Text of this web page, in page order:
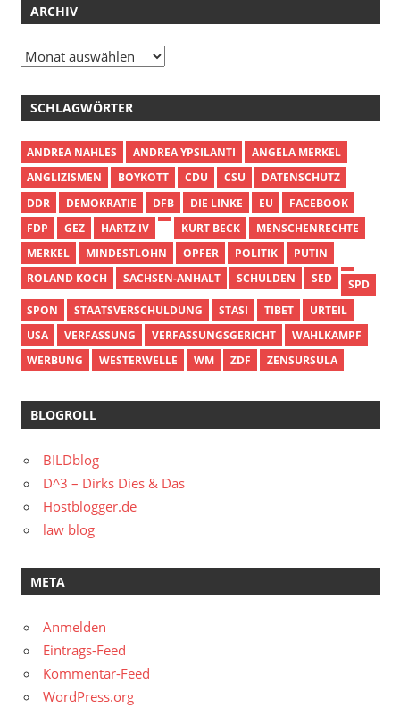
ARCHIV
Archiv
SCHLAGWÖRTER
ANDREA NAHLES ANDREA YPSILANTI
ANGELA MERKEL
ANGLIZISMEN
BOYKOTT CDU CSU
DATENSCHUTZ
DDR
DEMOKRATIE DFB DIE LINKE EU
FACEBOOK
FDP
GEZ HARTZ IV KURT BECK
MENSCHENRECHTE
MERKEL
MINDESTLOHN OPFER POLITIK
PUTIN
ROLAND KOCH
SACHSEN-ANHALT SCHULDEN SED
SPD
SPON
STAATSVERSCHULDUNG STASI TIBET
URTEIL
USA
VERFASSUNG VERFASSUNGSGERICHT
WAHLKAMPF
WERBUNG
WESTERWELLE WM ZDF ZENSURSULA
BLOGROLL
BILDblog
D^3 – Dirks Dies & Das
Hostblogger.de
law blog
META
Anmelden
Eintrags-Feed
Kommentar-Feed
WordPress.org